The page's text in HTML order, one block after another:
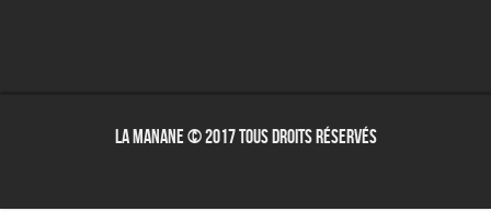
La Manane © 2017 Tous droits réservés